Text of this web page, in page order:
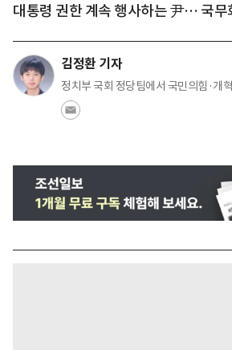
대통령 권한 계속 행사하는 尹… 국무
김정환 기자
정치부 국회 정당팀에서 국민의힘·개